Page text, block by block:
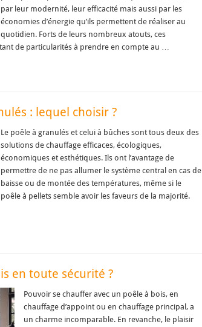
par leur modernité, leur efficacité mais aussi par les
économies d’énergie qu’ils permettent de réaliser au
quotidien. Forts de leurs nombreux atouts, ces
de particularités à prendre en compte au …
: lequel choisir ?
Le poêle à granulés et celui à bûches sont tous deux des
solutions de chauffage efficaces, écologiques,
économiques et esthétiques. Ils ont l’avantage de
permettre de ne pas allumer le système central en cas de
baisse ou de montée des températures, même si le
poêle à pellets semble avoir les faveurs de la majorité.
en toute sécurité ?
Pouvoir se chauffer avec un poêle à bois, en
chauffage d’appoint ou en chauffage principal, a
un charme incomparable. En revanche, le plaisir